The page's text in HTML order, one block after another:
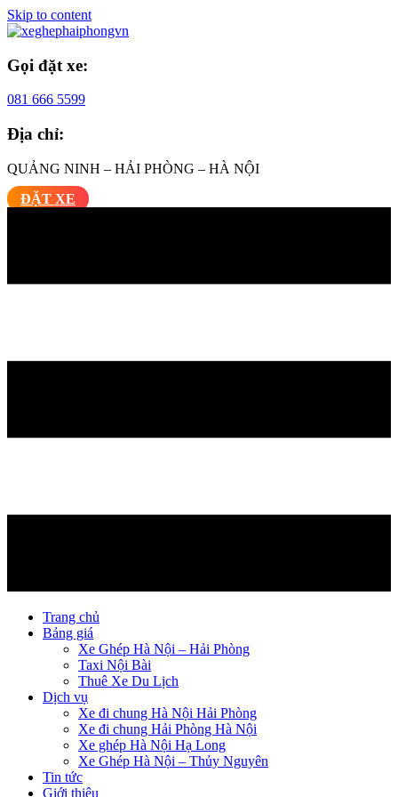
Skip to content
Gọi đặt xe:
081 666 5599
Địa chỉ:
QUẢNG NINH – HẢI PHÒNG – HÀ NỘI
ĐẶT XE
Trang chủ
Bảng giá
Xe Ghép Hà Nội – Hải Phòng
Taxi Nội Bài
Thuê Xe Du Lịch
Dịch vụ
Xe đi chung Hà Nội Hải Phòng
Xe đi chung Hải Phòng Hà Nội
Xe ghép Hà Nội Hạ Long
Xe Ghép Hà Nội – Thủy Nguyên
Tin tức
Giới thiệu